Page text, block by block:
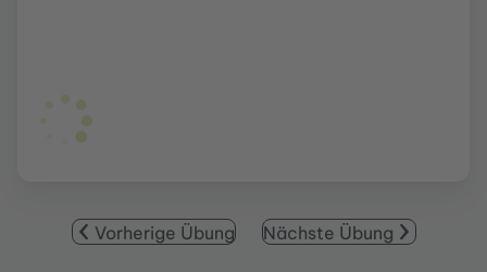
Vorherige Übung Nächste Übung